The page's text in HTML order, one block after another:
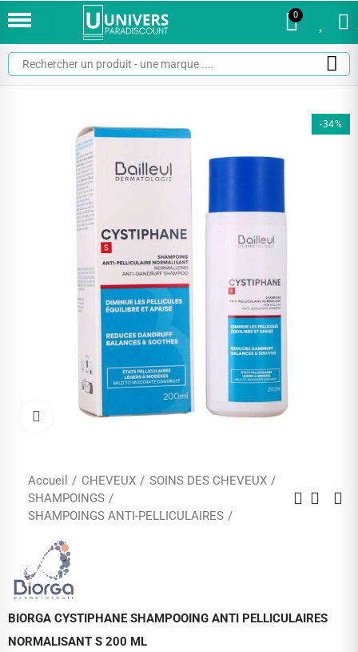
0
-34%
Cliquez pour agrandir
Accueil CHEVEUX
SOINS DES CHEVEUX
SHAMPOINGS
SHAMPOINGS ANTI-PELLICULAIRES
BIORGA CYSTIPHANE SHAMPOOING ANTI PELLICULAIRES
NORMALISANT S 200 ML